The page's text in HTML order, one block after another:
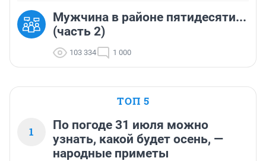
Мужчина в районе пятидесяти...
(часть 2)
103 334 1 000
ТОП 5
1
По погоде 31 июля можно
узнать, какой будет осень, —
народные приметы